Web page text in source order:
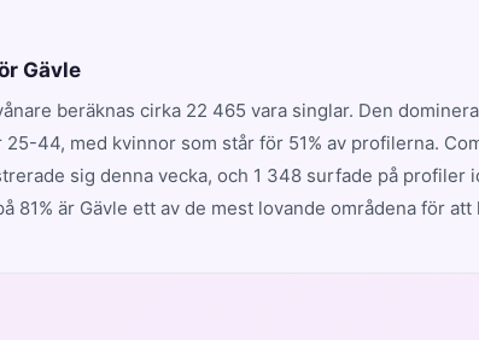
Gävle
beräknas cirka 22 465 vara singlar. Den
25-44, med kvinnor som står för 51% av profilerna.
sig denna vecka, och 1 348 surfade på profiler
81% är Gävle ett av de mest lovande områdena för